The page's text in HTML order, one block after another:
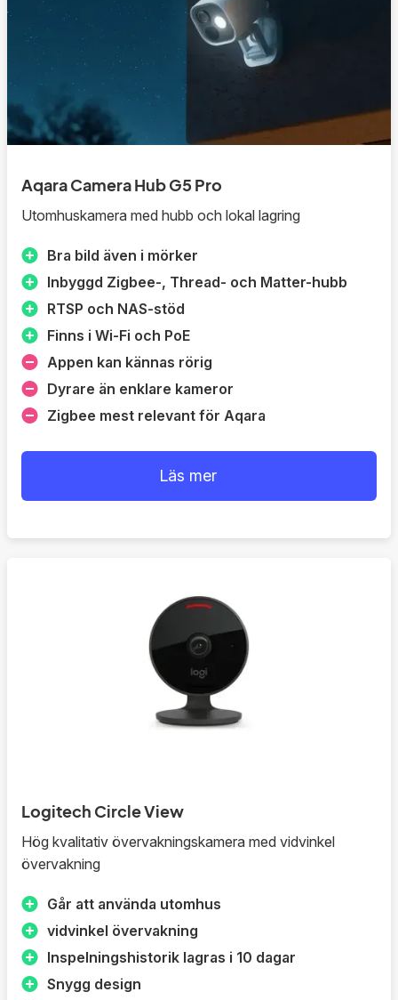
Aqara Camera Hub G5 Pro
Utomhuskamera med hubb och lokal lagring
Bra bild även i mörker
Inbyggd Zigbee-, Thread- och Matter-hubb
RTSP och NAS-stöd
Finns i Wi‑Fi och PoE
Appen kan kännas rörig
Dyrare än enklare kameror
Zigbee mest relevant för Aqara
Läs mer
Logitech Circle View
Hög kvalitativ övervakningskamera med vidvinkel
övervakning
Går att använda utomhus
vidvinkel övervakning
Inspelningshistorik lagras i 10 dagar
Snygg design